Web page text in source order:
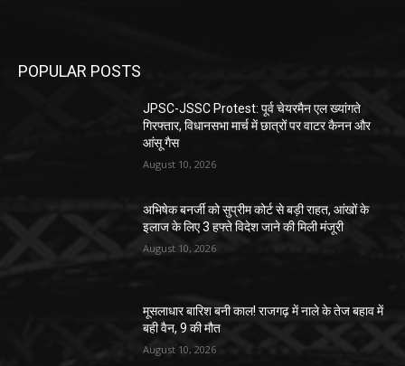
POPULAR POSTS
JPSC-JSSC Protest: पूर्व चेयरमैन एल ख्यांगते
गिरफ्तार, विधानसभा मार्च में छात्रों पर वाटर कैनन और
आंसू गैस
August 10, 2026
अभिषेक बनर्जी को सुप्रीम कोर्ट से बड़ी राहत, आंखों के
इलाज के लिए 3 हफ्ते विदेश जाने की मिली मंजूरी
August 10, 2026
मूसलाधार बारिश बनी काल! राजगढ़ में नाले के तेज बहाव में
बही वैन, 9 की मौत
August 10, 2026